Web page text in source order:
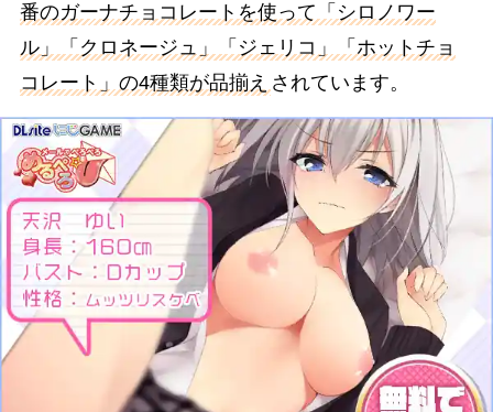
番のガーナチョコレートを使って「シロノワー
ル」「クロネージュ」「ジェリコ」「ホットチョ
コレート」の4種類が品揃え されています。